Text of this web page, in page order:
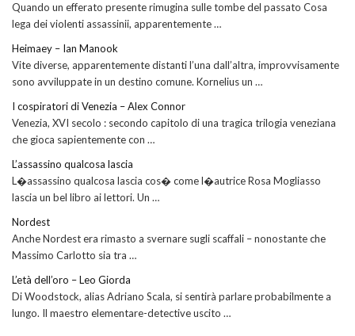
Quando un efferato presente rimugina sulle tombe del passato Cosa
lega dei violenti assassinii, apparentemente …
Heimaey – Ian Manook
Vite diverse, apparentemente distanti l’una dall’altra, improvvisamente
sono avviluppate in un destino comune. Kornelius un …
I cospiratori di Venezia – Alex Connor
Venezia, XVI secolo : secondo capitolo di una tragica trilogia veneziana
che gioca sapientemente con …
L’assassino qualcosa lascia
L�assassino qualcosa lascia cos� come l�autrice Rosa Mogliasso
lascia un bel libro ai lettori. Un …
Nordest
Anche Nordest era rimasto a svernare sugli scaffali – nonostante che
Massimo Carlotto sia tra …
L’età dell’oro – Leo Giorda
Di Woodstock, alias Adriano Scala, si sentirà parlare probabilmente a
lungo. Il maestro elementare-detective uscito …